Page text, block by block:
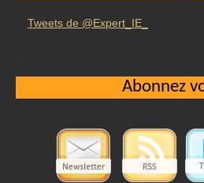
Tweets de @Expert_IE_
Abonnez